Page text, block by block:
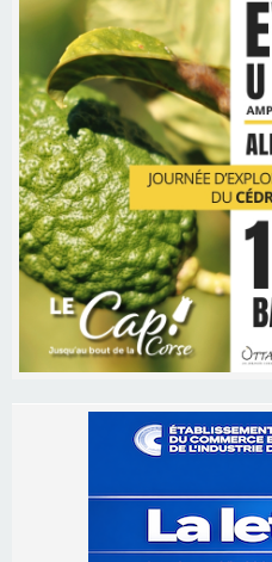
06/08/2026 15:57
Ucciani – Marché des